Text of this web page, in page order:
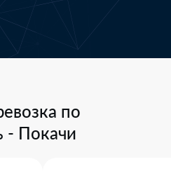
по
- Покачи